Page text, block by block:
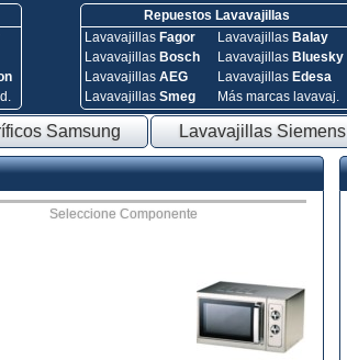
Repuestos Lavavajillas
Lavavajillas Fagor
Lavavajillas Bosch
Lavavajillas AEG
Lavavajillas Smeg
Lavavajillas Balay
Lavavajillas Bluesky
Lavavajillas Edesa
Más marcas lavavaj.
Samsung Lavavajillas Siemens
Seleccione Componente